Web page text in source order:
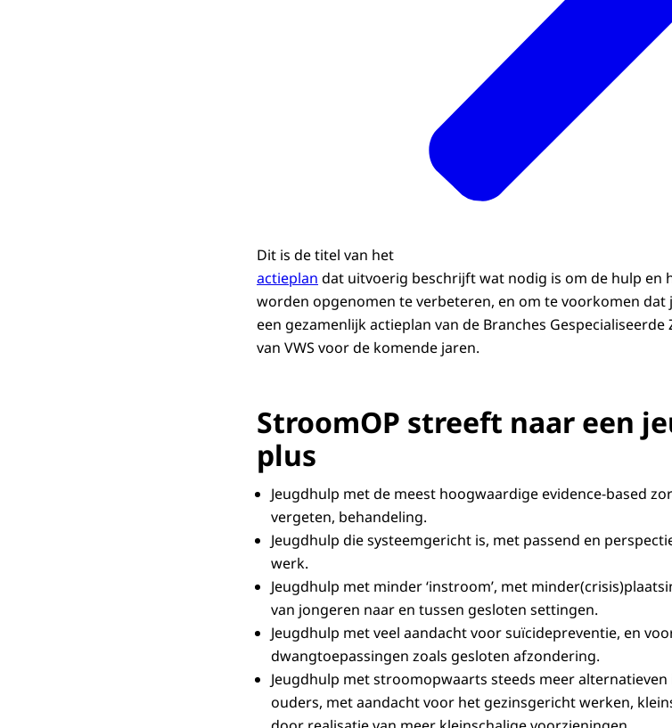
Dit is de titel van het
actieplan dat uitvoerig beschrijft wat nodig is om de hulp en
worden opgenomen te verbeteren, en om te voorkomen
een gezamenlijk actieplan van de Branches Gespecialiseerde
van VWS voor de komende jaren.
StroomOP streeft naar een
plus
Jeugdhulp met de meest hoogwaardige evidence-based
vergeten, behandeling.
Jeugdhulp die systeemgericht is, met passend en
werk.
Jeugdhulp met minder ‘instroom’, met
van jongeren naar en tussen gesloten settingen.
Jeugdhulp met veel aandacht voor suïcidepreventie, en
dwangtoepassingen zoals gesloten afzondering.
Jeugdhulp met stroomopwaarts steeds meer
ouders, met aandacht voor het gezinsgericht werken,